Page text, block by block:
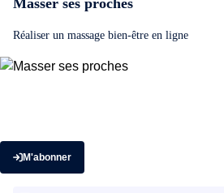
Masser ses proches
Réaliser un massage bien-être en ligne
M'abonner